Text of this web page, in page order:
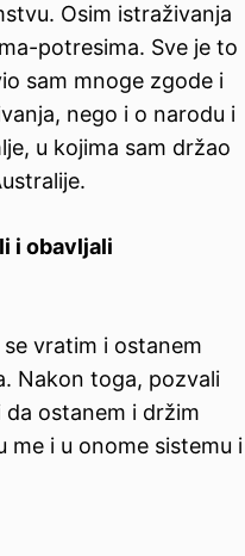
Osim istraživanja
potresima. Sve je to
sam mnoge zgode i
nego i o narodu i
u kojima sam držao
i obavljali
vratim i ostanem
Nakon toga, pozvali
da ostanem i držim
me i u onome sistemu i